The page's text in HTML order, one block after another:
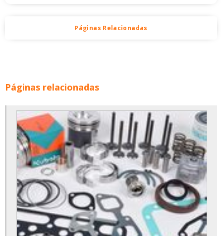
Páginas Relacionadas
Páginas relacionadas